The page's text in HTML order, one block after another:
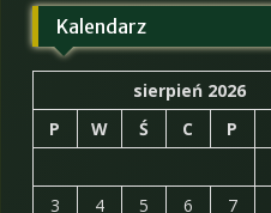
Kalendarz
sierpień 2026
P
W Ś C P
3
4 5 6 7